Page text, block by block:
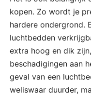
kopen. Zo wordt je
hardere ondergrond.
luchtbedden
extra hoog en dik
beschadigingen aan
geval van een
weliswaar duurder,